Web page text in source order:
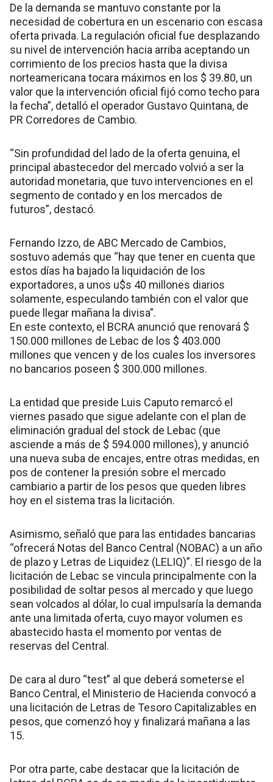
De la demanda se mantuvo constante por la
necesidad de cobertura en un escenario con escasa
oferta privada. La regulación oficial fue desplazando
su nivel de intervención hacia arriba aceptando un
corrimiento de los precios hasta que la divisa
norteamericana tocara máximos en los $ 39.80, un
valor que la intervención oficial fijó como techo para
la fecha”, detalló el operador Gustavo Quintana, de
PR Corredores de Cambio.
“Sin profundidad del lado de la oferta genuina, el
principal abastecedor del mercado volvió a ser la
autoridad monetaria, que tuvo intervenciones en el
segmento de contado y en los mercados de
futuros”, destacó.
Fernando Izzo, de ABC Mercado de Cambios,
sostuvo además que “hay que tener en cuenta que
estos días ha bajado la liquidación de los
exportadores, a unos u$s 40 millones diarios
solamente, especulando también con el valor que
puede llegar mañana la divisa”.
En este contexto, el BCRA anunció que renovará $
150.000 millones de Lebac de los $ 403.000
millones que vencen y de los cuales los inversores
no bancarios poseen $ 300.000 millones.
La entidad que preside Luis Caputo remarcó el
viernes pasado que sigue adelante con el plan de
eliminación gradual del stock de Lebac (que
asciende a más de $ 594.000 millones), y anunció
una nueva suba de encajes, entre otras medidas, en
pos de contener la presión sobre el mercado
cambiario a partir de los pesos que queden libres
hoy en el sistema tras la licitación.
Asimismo, señaló que para las entidades bancarias
“ofrecerá Notas del Banco Central (NOBAC) a un año
de plazo y Letras de Liquidez (LELIQ)”. El riesgo de la
licitación de Lebac se vincula principalmente con la
posibilidad de soltar pesos al mercado y que luego
sean volcados al dólar, lo cual impulsaría la demanda
ante una limitada oferta, cuyo mayor volumen es
abastecido hasta el momento por ventas de
reservas del Central.
De cara al duro “test” al que deberá someterse el
Banco Central, el Ministerio de Hacienda convocó a
una licitación de Letras de Tesoro Capitalizables en
pesos, que comenzó hoy y finalizará mañana a las
15.
Por otra parte, cabe destacar que la licitación de